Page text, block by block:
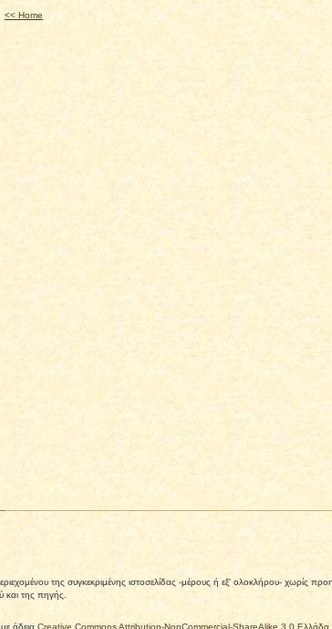
<< Home
της συγκεκριμένης ιστοσελίδας -μέρους ή εξ' ολοκλήρου- χωρίς
και της πηγής.
άδεια Creative Commons Attribution-NonCommercial-ShareAlike 3.0 Ελλάδα